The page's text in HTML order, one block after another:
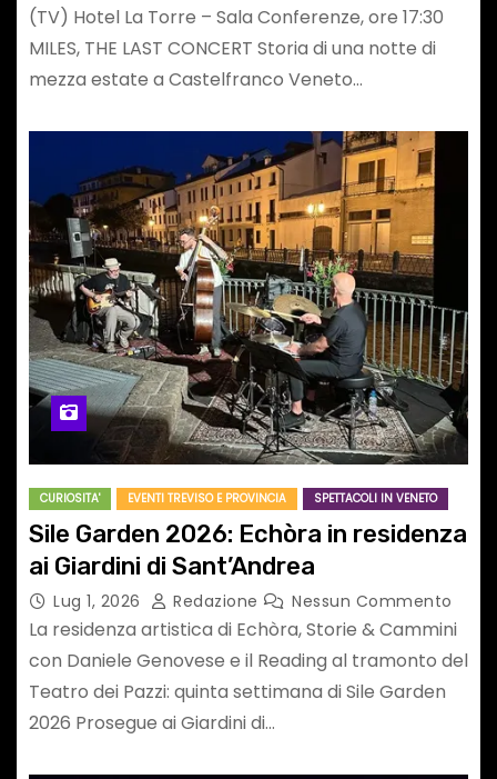
(TV) Hotel La Torre – Sala Conferenze, ore 17:30
MILES, THE LAST CONCERT Storia di una notte di
mezza estate a Castelfranco Veneto…
CURIOSITA' EVENTI TREVISO E PROVINCIA SPETTACOLI IN VENETO
Sile Garden 2026: Echòra in residenza
ai Giardini di Sant’Andrea
Lug 1, 2026 Redazione Nessun Commento
La residenza artistica di Echòra, Storie & Cammini
con Daniele Genovese e il Reading al tramonto del
Teatro dei Pazzi: quinta settimana di Sile Garden
2026 Prosegue ai Giardini di…